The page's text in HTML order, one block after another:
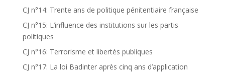
CJ n°14: Trente ans de politique pénitentiaire française
CJ n°15: L’influence des institutions sur les partis
politiques
CJ n°16: Terrorisme et libertés publiques
CJ n°17: La loi Badinter après cinq ans d’application